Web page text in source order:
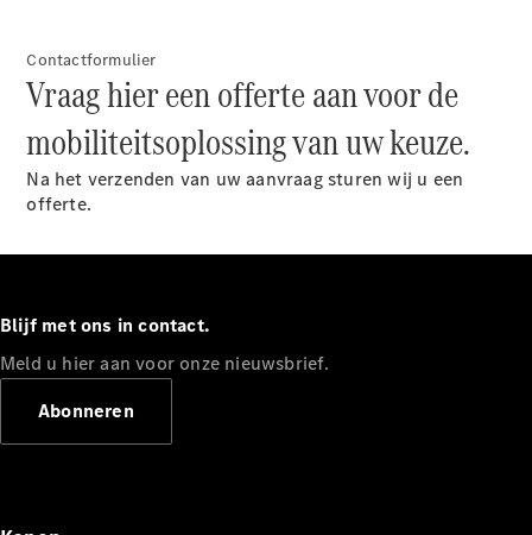
CLA
Shooting
Brake
C-Klasse
Estate
E-Klasse
Estate
All-Terrain
Configurator
Benz Store
Contactformulier
Vraag hier een offerte aan voor de
mobiliteitsoplossing van uw keuze.
Na het verzenden van uw aanvraag sturen wij u een
offerte.
Blijf met ons in contact.
Meld u hier aan voor onze nieuwsbrief.
Abonneren